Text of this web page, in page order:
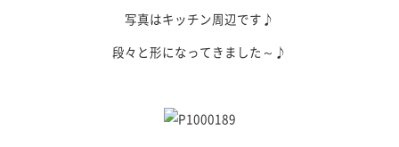
写真はキッチン周辺です♪
段々と形になってきました～♪